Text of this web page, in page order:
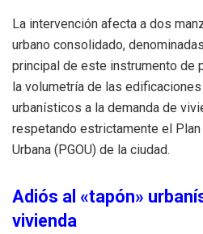
La intervención afecta a dos
urbano consolidado,
principal de este instrumento de
la volumetría de las
urbanísticos a la demanda de
respetando estrictamente el Plan
Urbana (PGOU) de la ciudad.
Adiós al «tapón»
vivienda